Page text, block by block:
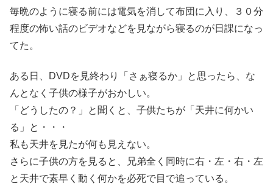
毎晩のように寝る前には電気を消して布団に入り、３０分
程度の怖い話のビデオなどを見ながら寝るのが日課になっ
てた。
ある日、DVDを見終わり「さぁ寝るか」と思ったら、な
んとなく子供の様子がおかしい。
「どうしたの？」と聞くと、子供たちが「天井に何かい
る」と・・・
私も天井を見たが何も見えない。
さらに子供の方を見ると、兄弟全く同時に右・左・右・左
と天井で素早く動く何かを必死で目で追っている。